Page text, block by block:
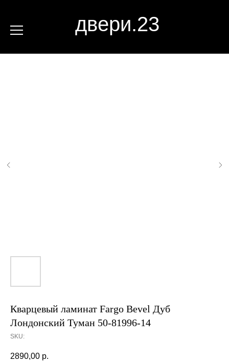
двери.23
Кварцевый ламинат Fargo Bevel Дуб
Лондонский Туман 50-81996-14
SKU:
2890,00 р.